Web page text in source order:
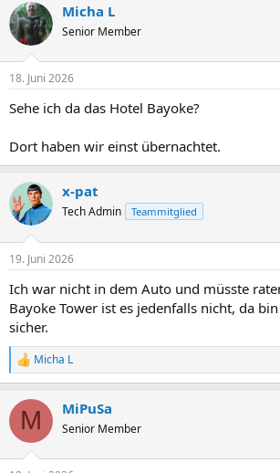
k
t
i
n
e
:
Micha L
Senior Member
18. Juni 2026
Sehe ich da das Hotel Bayoke?
Dort haben wir einst übernachtet.
x-pat
Tech Admin Teammitglied
19. Juni 2026
Ich war nicht in dem Auto und müsste
Bayoke Tower ist es jedenfalls nicht, da
sicher.
R
e
k
i
n
Micha L
M MiPuSa
Senior Member